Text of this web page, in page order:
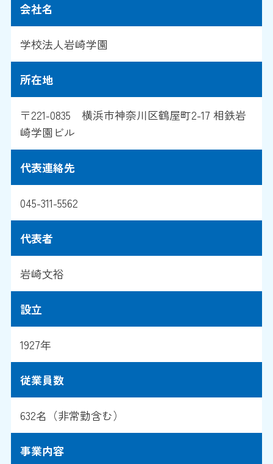
会社名
学校法人岩崎学園
所在地
〒221-0835 横浜市神奈川区鶴屋町2-17 相鉄岩
崎学園ビル
代表連絡先
045-311-5562
代表者
岩崎文裕
設立
1927年
従業員数
632名（非常勤含む）
事業内容